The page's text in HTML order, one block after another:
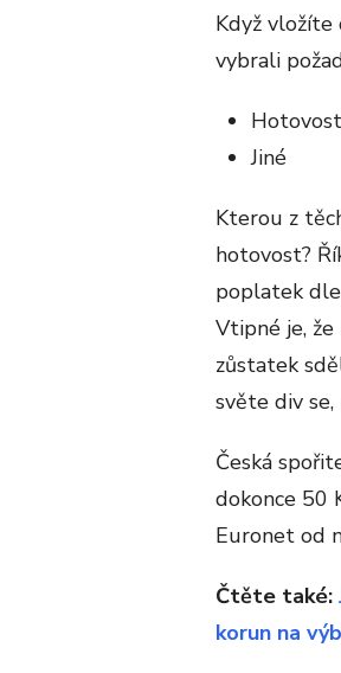
Když vložíte
vybrali
Jiné
Kterou z
hotovost?
poplatek dle
Vtipné je,
zůstatek
světe div se,
Česká
dokonce 50
Euronet od
Čtěte také:
korun na